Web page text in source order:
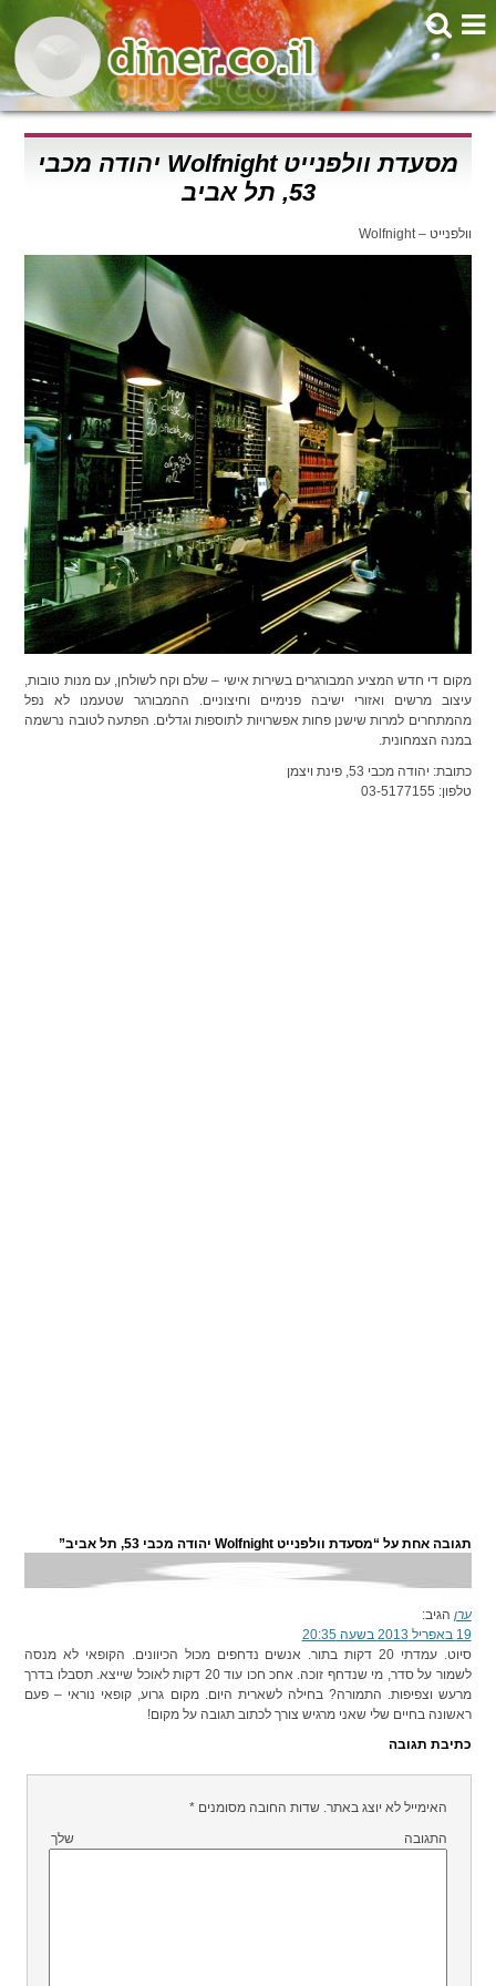
מסעדת וולפנייט Wolfnight יהודה מכבי
53, תל אביב
וולפנייט – Wolfnight
מקום די חדש המציע המבורגרים בשירות אישי – שלם וקח לשולחן, עם מנות טובות,
עיצוב מרשים ואזורי ישיבה פנימיים וחיצוניים. ההמבורגר שטעמנו לא נפל
מהמתחרים למרות שישנן פחות אפשרויות לתוספות וגדלים. הפתעה לטובה נרשמה
במנה הצמחונית.
כתובת: יהודה מכבי 53, פינת ויצמן
טלפון: 03-5177155
תגובה אחת על “מסעדת וולפנייט Wolfnight יהודה מכבי 53, תל אביב”
ערן הגיב:
19 באפריל 2013 בשעה 20:35
סיוט. עמדתי 20 דקות בתור. אנשים נדחפים מכול הכיוונים. הקופאי לא מנסה
לשמור על סדר, מי שנדחף זוכה. אחכ חכו עוד 20 דקות לאוכל שייצא. תסבלו בדרך
מרעש וצפיפות. התמורה? בחילה לשארית היום. מקום גרוע, קופאי נוראי – פעם
ראשונה בחיים שלי שאני מרגיש צורך לכתוב תגובה על מקום!
כתיבת תגובה
האימייל לא יוצג באתר. שדות החובה מסומנים *
התגובה שלך